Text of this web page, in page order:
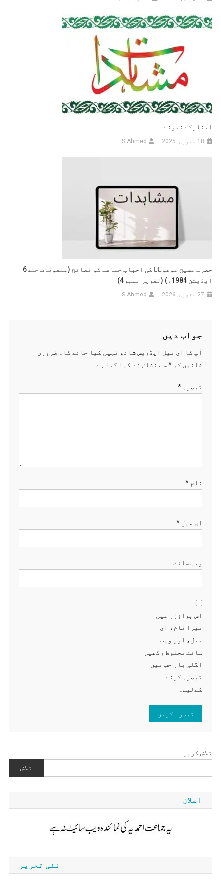
ایثارکے نمونے
18 جنوری, 2025 S Ahmed
ایڈیشن 1984ء) (تقریر نمبر4)
27 جنوری, 2026 S Ahmed
جواب دیں
آپ کا ای میل ایڈریس شائع نہیں کیا جائے گا۔
ضروری
خانوں کو *سے نشان زد کیا گیا ہے
تبصرہ *
نام *
ای میل *
ویب‌ سائٹ
اس براؤزر میں
میرا نام، ای
میل، اور ویب
سائٹ محفوظ رکھیں
اگلی بار جب میں
تبصرہ کرنے
کےلیے۔
تلاش کریں
تلاش
اعلان
نئی تحریر